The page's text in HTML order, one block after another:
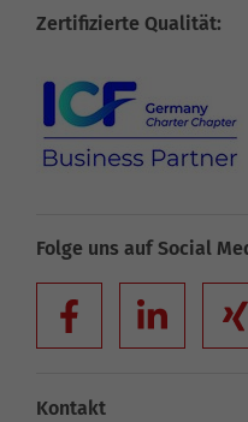
Zertifizierte Qualität:
Folge uns auf Social
Kontakt